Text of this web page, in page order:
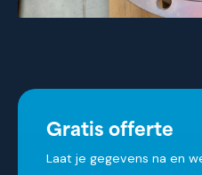
Gratis offerte
Laat je gegevens na en